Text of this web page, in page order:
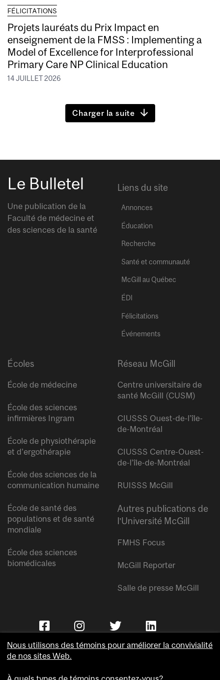
FÉLICITATIONS
Projets lauréats du Prix Impact en
enseignement de la FMSS : Implementing a
Model of Excellence for Interprofessional
Primary Care NP Clinical Education
14 JUILLET 2026
Charger la suite
Le Bulletel
Une publication de la
Faculté de médecine et
des sciences de la santé
Liens du site
Annonces
Éducation
Recherche
Santé et communauté
McGill au Québec
ÉDI
Félicitations
Événements
Écoles
École de médecine
École des sciences
infirmières Ingram
École de physiothérapie
et d’ergothérapie
École des sciences de la
communication humaine
École de santé des
populations et de santé
mondiale
École des sciences
biomédicales
Réseau McGill
Centre universitaire de
santé McGill (CUSM)
CIUSSS Ouest-de-l’île-
de-Montréal
CIUSSS Centre-Ouest-
de-l’île-de-Montréal
RUISSS McGill
Autres publications de
l’Université McGill
FMHS Focus
McGill Reporter
Salle de presse McGill
Nous utilisons des témoins pour améliorer la convivialité
de nos sites Web.